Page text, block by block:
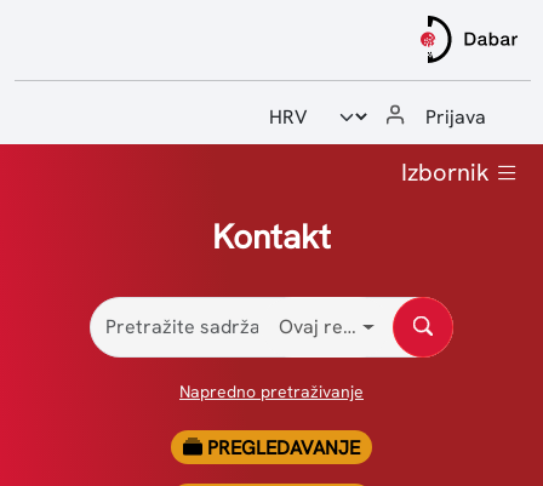
Odabir jezika Prijava
Izbornik
Upute i priručnici
Kontakt
Kontakt
Ovaj repozitorij
Napredno pretraživanje
PREGLEDAVANJE